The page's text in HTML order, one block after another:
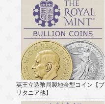
英王立造幣局製地金型コイン【ブ
リタニア他】